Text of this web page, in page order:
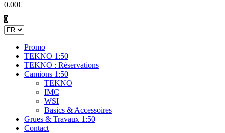
0.00€
0
Promo
TEKNO 1:50
TEKNO : Réservations
Camions 1:50
TEKNO
IMC
WSI
Basics & Accessoires
Grues & Travaux 1:50
Contact